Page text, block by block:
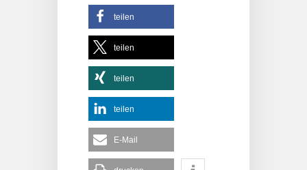
teilen
teilen
teilen
teilen
E-Mail